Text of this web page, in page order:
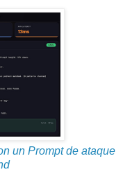
un Prompt de ataque